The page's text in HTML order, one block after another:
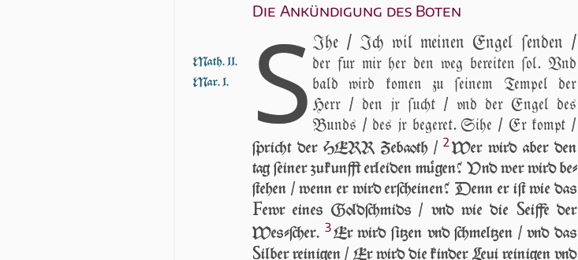
Die Ankündigung des Boten
Math. 11.
Mar. 1.
S Ihe / Ich wil mei­nen Engel ſen­den /
der fur mir her den weg be­rei­ten ſol. Vnd
bald wird ko­men zu ſei­nem Tem­pel der
Herr / den jr ſucht / vnd der En­gel des
Bunds / des jr be­ge­ret. Si­he / Er kompt /
ſpricht der HERR Ze­ba­oth /2 Wer wird aber den
tag ſei­ner zu­kunfft er­lei­den mü­gen? Vnd wer wird be­
ſte­hen / wenn er wird erſchei­nen? Denn er iſt wie das
Fewr ei­nes Gold­ſchmids / vnd wie die Seif­fe der
Weſ­ſcher. 3Er wird ſi­tzen vnd ſchmel­tzen / vnd das
Sil­ber rei­ni­gen / Er wird die kin­der Le­ui rei­ni­gen vnd